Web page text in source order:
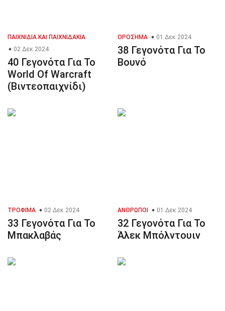
ΠΑΙΧΝΊΔΙΑ ΚΑΙ ΠΑΙΧΝΙΔΆΚΙΑ
02 Δεκ 2024
40 Γεγονότα Για Το
World Of Warcraft
(Βιντεοπαιχνίδι)
ΟΡΌΣΗΜΑ 01 Δεκ 2024
38 Γεγονότα Για Το
Βουνό
ΤΡΌΦΙΜΑ 02 Δεκ 2024
33 Γεγονότα Για Το
Μπακλαβάς
ΆΝΘΡΩΠΟΙ 01 Δεκ 2024
32 Γεγονότα Για Το
Άλεκ Μπόλντουιν